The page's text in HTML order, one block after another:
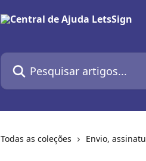
Pesquisar artigos...
Todas as coleções Envio,